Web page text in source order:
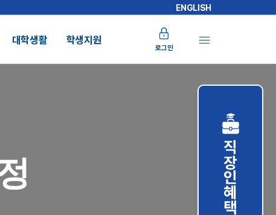
ENGLISH
대학생활 학생지원
로그인
직장인혜택